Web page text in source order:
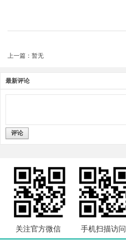
上一篇：暂无
最新评论
评论
关注官方微信 手机扫描访问